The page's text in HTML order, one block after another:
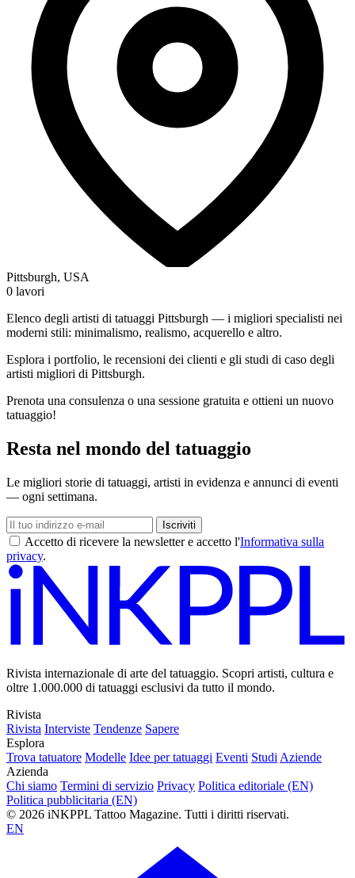
Pittsburgh, USA
0 lavori
Elenco degli artisti di tatuaggi Pittsburgh — i migliori specialisti nei
moderni stili: minimalismo, realismo, acquerello e altro.
Esplora i portfolio, le recensioni dei clienti e gli studi di caso degli
artisti migliori di Pittsburgh.
Prenota una consulenza o una sessione gratuita e ottieni un nuovo
tatuaggio!
Resta nel mondo del tatuaggio
Le migliori storie di tatuaggi, artisti in evidenza e annunci di eventi
— ogni settimana.
Iscriviti
Accetto di ricevere la newsletter e accetto l'Informativa sulla
privacy.
Rivista internazionale di arte del tatuaggio. Scopri artisti, cultura e
oltre 1.000.000 di tatuaggi esclusivi da tutto il mondo.
Rivista
Rivista Interviste Tendenze Sapere
Esplora
Trova tatuatore Modelle Idee per tatuaggi Eventi StudiAziende
Azienda
Chi siamo Termini di servizio Privacy Politica editoriale (EN)
Politica pubblicitaria (EN)
© 2026 iNKPPL Tattoo Magazine. Tutti i diritti riservati.
EN